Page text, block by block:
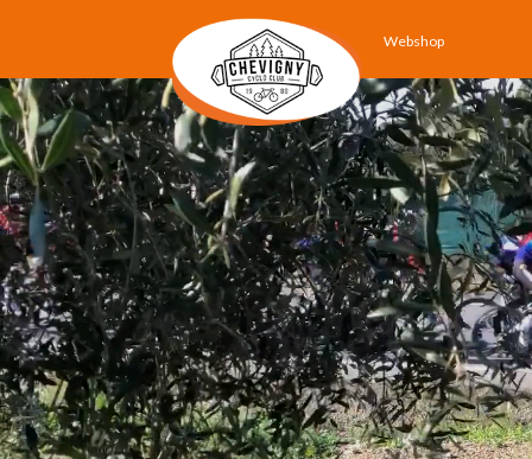
Webshop